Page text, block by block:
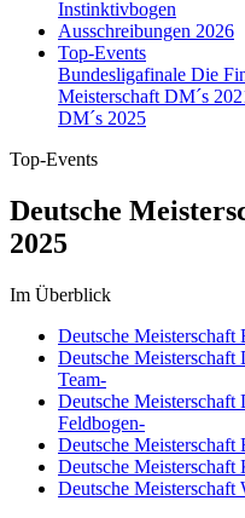
Instinktivbogen
Ausschreibungen 2026
Top-Events
Bundesligafinale Die
Meisterschaft DM´s
DM´s 2025
Top-Events
Deutsche
2025
Im Überblick
Deutsche
Deutsche
Team-
Deutsche
Feldbogen-
Deutsche
Deutsche
Deutsche Meisterschaft